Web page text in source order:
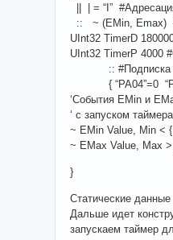
|| | = “I”
:: ~ (EMin, Emax)
UInt32 TimerD
UInt32 TimerP 4000
:: #Подписка на
{ “PA04”=0
‘События EMin и
‘ с запуском таймера
~ EMin Value, Min <
~ EMax Value, Max
}
Статические данные
Дальше идет
запускаем таймер